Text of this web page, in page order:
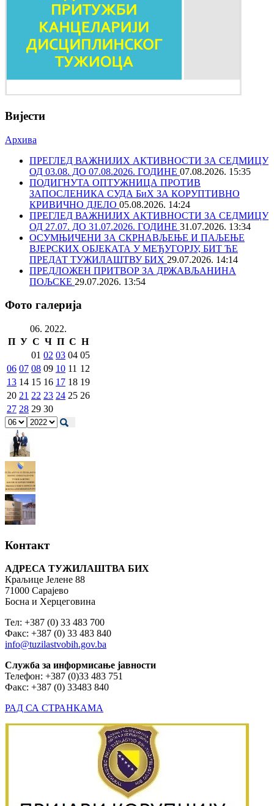
Вијести
Архива
ПРЕГЛЕД ВАЖНИЈИХ АКТИВНОСТИ ЗА СЕДМИЦУ
ОД 03.08. ДО 07.08.2026. ГОДИНЕ 07.08.2026. 15:35
ПОДИГНУТА ОПТУЖНИЦА ПРОТИВ
ЗАПОСЛЕНИКА СУДА БиХ ЗА КОРУПТИВНО
КРИВИЧНО ДЈЕЛО 05.08.2026. 14:24
ПРЕГЛЕД ВАЖНИЈИХ АКТИВНОСТИ ЗА СЕДМИЦУ
ОД 27.07. ДО 31.07.2026. ГОДИНЕ 31.07.2026. 13:34
ОСУМЊИЧЕНИ ЗА СКРНАВЉЕЊЕ И ПАЉЕЊЕ
ВЈЕРСКИХ ОБЈЕКАТА У МЕЂУГОРЈУ, БИТ ЋЕ
ПРЕДАТ ТУЖИЛАШТВУ БИХ 29.07.2026. 14:14
ПРЕДЛОЖЕН ПРИТВОР ЗА ДРЖАВЉАНИНА
ПОЉСКЕ 29.07.2026. 13:54
Фото галерија
06. 2022.
П У С Ч П С Н
01 02 03 04 05
06 07 08 09 10 11 12
13 14 15 16 17 18 19
20 21 22 23 24 25 26
27 28 29 30
Контакт
АДРЕСА ТУЖИЛАШТВА БИХ
Краљице Јелене 88
71000 Сарајево
Босна и Херцеговина
Тел: +387 (0) 33 483 700
Факс: +387 (0) 33 483 840
info@tuzilastvobih.gov.ba
Служба за информисање јавности
Телефон: +387 (0)33 483 751
Факс: +387 (0) 33483 840
РАД СА СТРАНКАМА